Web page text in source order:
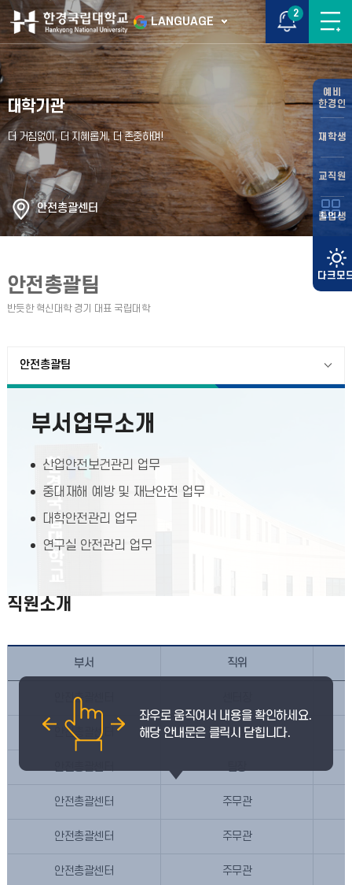
LANGUAGE
2
예비
한경인
재학생
교직원
졸업생
대학기관
안전총괄센터
안전총괄팀
안전총괄팀
부서업무소개
산업안전보건관리 업무
중대재해 예방 및 재난안전 업무
대학안전관리 업무
연구실 안전관리 업무
직원소개
부서 직위
안전총괄센터
안전총괄센터 시설과장
안전총괄센터 주무관
안전총괄센터 주무관
안전총괄센터 주무관